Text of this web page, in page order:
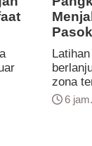
hari
zona
latihan
6 jam.